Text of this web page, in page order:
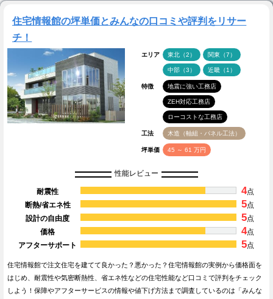
住宅情報館の坪単価とみんなの口コミや評判をリサー
チ！
エリア 東北（2） 関東（7）
中部（3） 近畿（1）
特徴 地震に強い工務店
ZEH対応工務店
ローコストな工務店
工法 木造（軸組・パネル工法）
坪単価 45 ～ 61 万円
性能レビュー
耐震性 4点
断熱/省エネ性
5点
設計の自由度
5点
価格
4点
アフターサポート
5点
住宅情報館で注文住宅を建てて良かった？悪かった？住宅情報館の実例から価格面を
はじめ、耐震性や気密断熱性、省エネ性などの住宅性能など口コミで評判をチェック
しよう！保障やアフターサービスの情報や値下げ方法まで調査しているのは「みんな